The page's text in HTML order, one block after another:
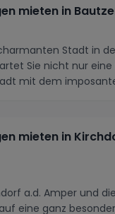
mieten in
Stadt in
Sie nicht nur
mit dem
mieten in
a.d. Amper und
eine ganz